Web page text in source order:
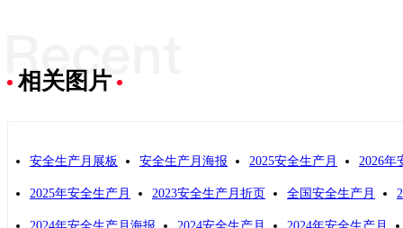
相关图片
安全生产月展板 安全生产月海报 2025安全生产月 2026年
2025年安全生产月 2023安全生产月折页 全国安全生产月